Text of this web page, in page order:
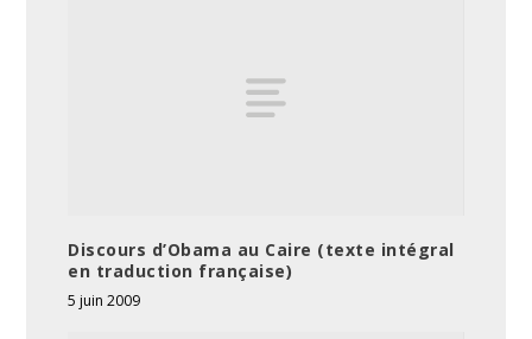
Discours d’Obama au Caire (texte intégral
en traduction française)
5 juin 2009